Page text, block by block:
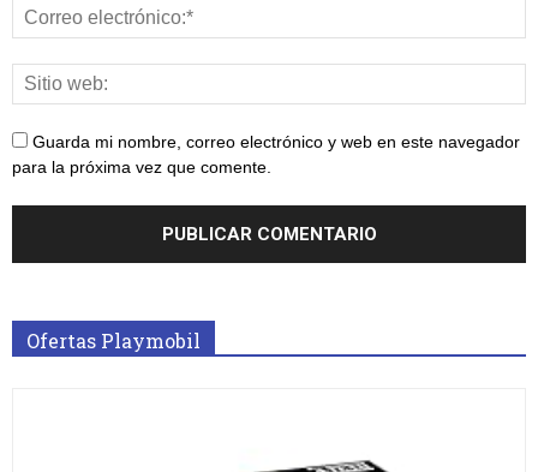
Guarda mi nombre, correo electrónico y web en este navegador
para la próxima vez que comente.
Ofertas Playmobil